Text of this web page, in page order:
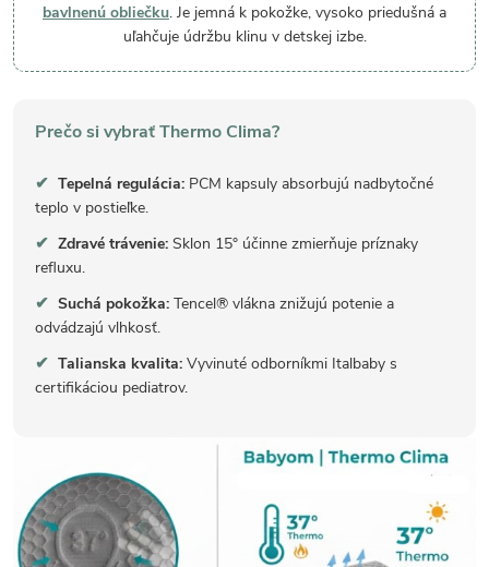
bavlnenú obliečku. Je jemná k pokožke, vysoko priedušná a
uľahčuje údržbu klinu v detskej izbe.
Prečo si vybrať Thermo Clima?
✔ Tepelná regulácia: PCM kapsuly absorbujú nadbytočné
teplo v postieľke.
✔ Zdravé trávenie: Sklon 15° účinne zmierňuje príznaky
refluxu.
✔ Suchá pokožka: Tencel® vlákna znižujú potenie a
odvádzajú vlhkosť.
✔ Talianska kvalita: Vyvinuté odborníkmi Italbaby s
certifikáciou pediatrov.